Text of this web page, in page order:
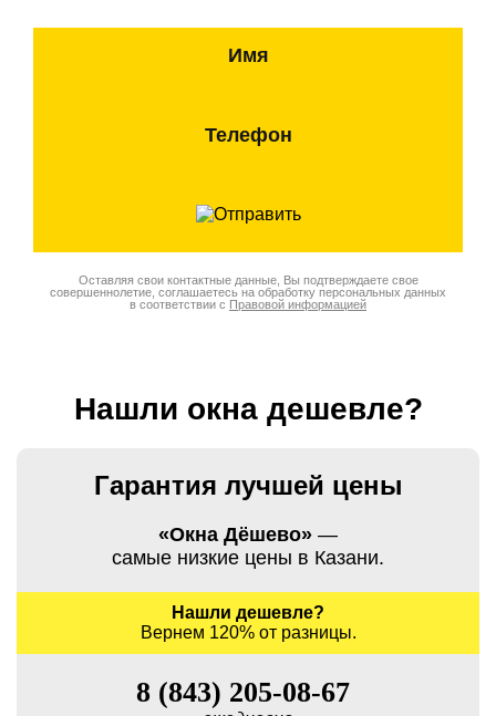
Имя
Телефон
Оставляя свои контактные данные, Вы подтверждаете свое
совершеннолетие, соглашаетесь на обработку персональных данных
в соответствии с Правовой информацией
Нашли окна дешевле?
Гарантия лучшей цены
«Окна Дёшево» —
самые низкие цены в Казани.
Нашли дешевле?
Вернем 120% от разницы.
8 (843) 205-08-67